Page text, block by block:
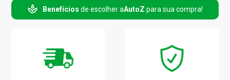
IPANEMA WAVE SW 1.8 8V GASOLINA (1989 - 1995)
IPANEMA GL SW 2.0 8V EFI GASOLINA (1994 - 1998)
Benefícios de escolher aAutoZ para sua compra!